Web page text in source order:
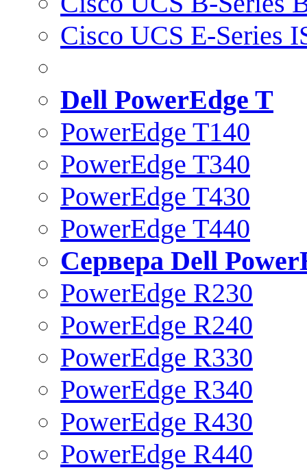
Cisco UCS E-Series
Dell PowerEdge T
PowerEdge T140
PowerEdge T340
PowerEdge T430
PowerEdge T440
Сервера Dell
PowerEdge R230
PowerEdge R240
PowerEdge R330
PowerEdge R340
PowerEdge R430
PowerEdge R440